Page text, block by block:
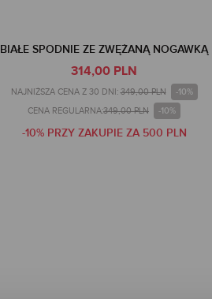
BIAŁE SPODNIE ZE ZWĘŻANĄ NOGAWKĄ
314,00 PLN
NAJNIŻSZA CENA Z 30 DNI: 349,00 PLN -10%
CENA REGULARNA:349,00 PLN -10%
-10% PRZY ZAKUPIE ZA 500 PLN